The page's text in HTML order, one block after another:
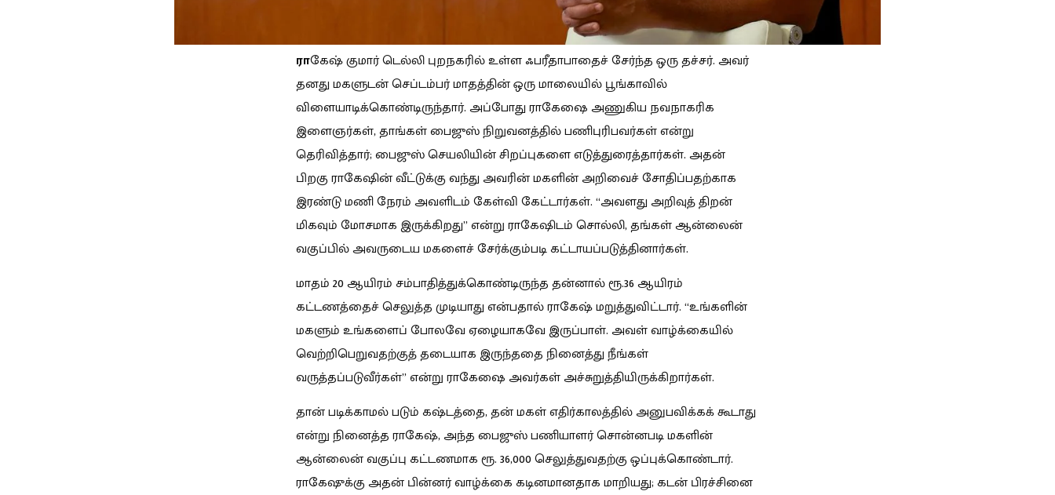
ராகேஷ் குமார் டெல்லி புறநகரில் உள்ள ஃபரீதாபாதைச் சேர்ந்த ஒரு தச்சர். அவர்
தனது மகளுடன் செப்டம்பர் மாதத்தின் ஒரு மாலையில் பூங்காவில்
விளையாடிக்கொண்டிருந்தார். அப்போது ராகேஷை அணுகிய நவநாகரிக
இளைஞர்கள், தாங்கள் பைஜுஸ் நிறுவனத்தில் பணிபுரிபவர்கள் என்று
தெரிவித்தார்; பைஜுஸ் செயலியின் சிறப்புகளை எடுத்துரைத்தார்கள். அதன்
பிறகு ராகேஷின் வீட்டுக்கு வந்து அவரின் மகளின் அறிவைச் சோதிப்பதற்காக
இரண்டு மணி நேரம் அவளிடம் கேள்வி கேட்டார்கள். “அவளது அறிவுத் திறன்
மிகவும் மோசமாக இருக்கிறது” என்று ராகேஷிடம் சொல்லி, தங்கள் ஆன்லைன்
வகுப்பில் அவருடைய மகளைச் சேர்க்கும்படி கட்டாயப்படுத்தினார்கள்.
மாதம் 20 ஆயிரம் சம்பாதித்துக்கொண்டிருந்த தன்னால் ரூ.36 ஆயிரம்
கட்டணத்தைச் செலுத்த முடியாது என்பதால் ராகேஷ் மறுத்துவிட்டார். “உங்களின்
மகளும் உங்களைப் போலவே ஏழையாகவே இருப்பாள். அவள் வாழ்க்கையில்
வெற்றிபெறுவதற்குத் தடையாக இருந்ததை நினைத்து நீங்கள்
வருத்தப்படுவீர்கள்” என்று ராகேஷை அவர்கள் அச்சுறுத்தியிருக்கிறார்கள்.
தான் படிக்காமல் படும் கஷ்டத்தை, தன் மகள் எதிர்காலத்தில் அனுபவிக்கக் கூடாது
என்று நினைத்த ராகேஷ், அந்த பைஜுஸ் பணியாளர் சொன்னபடி மகளின்
ஆன்லைன் வகுப்பு கட்டணமாக ரூ. 36,000 செலுத்துவதற்கு ஒப்புக்கொண்டார்.
ராகேஷுக்கு அதன் பின்னர் வாழ்க்கை கடினமானதாக மாறியது; கடன் பிரச்சினை